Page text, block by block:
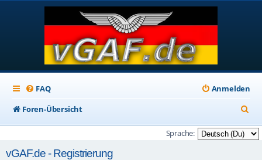
FAQ
Anmelden
Foren-Übersicht
u
c
Sprache:
vGAF.de - Registrierung